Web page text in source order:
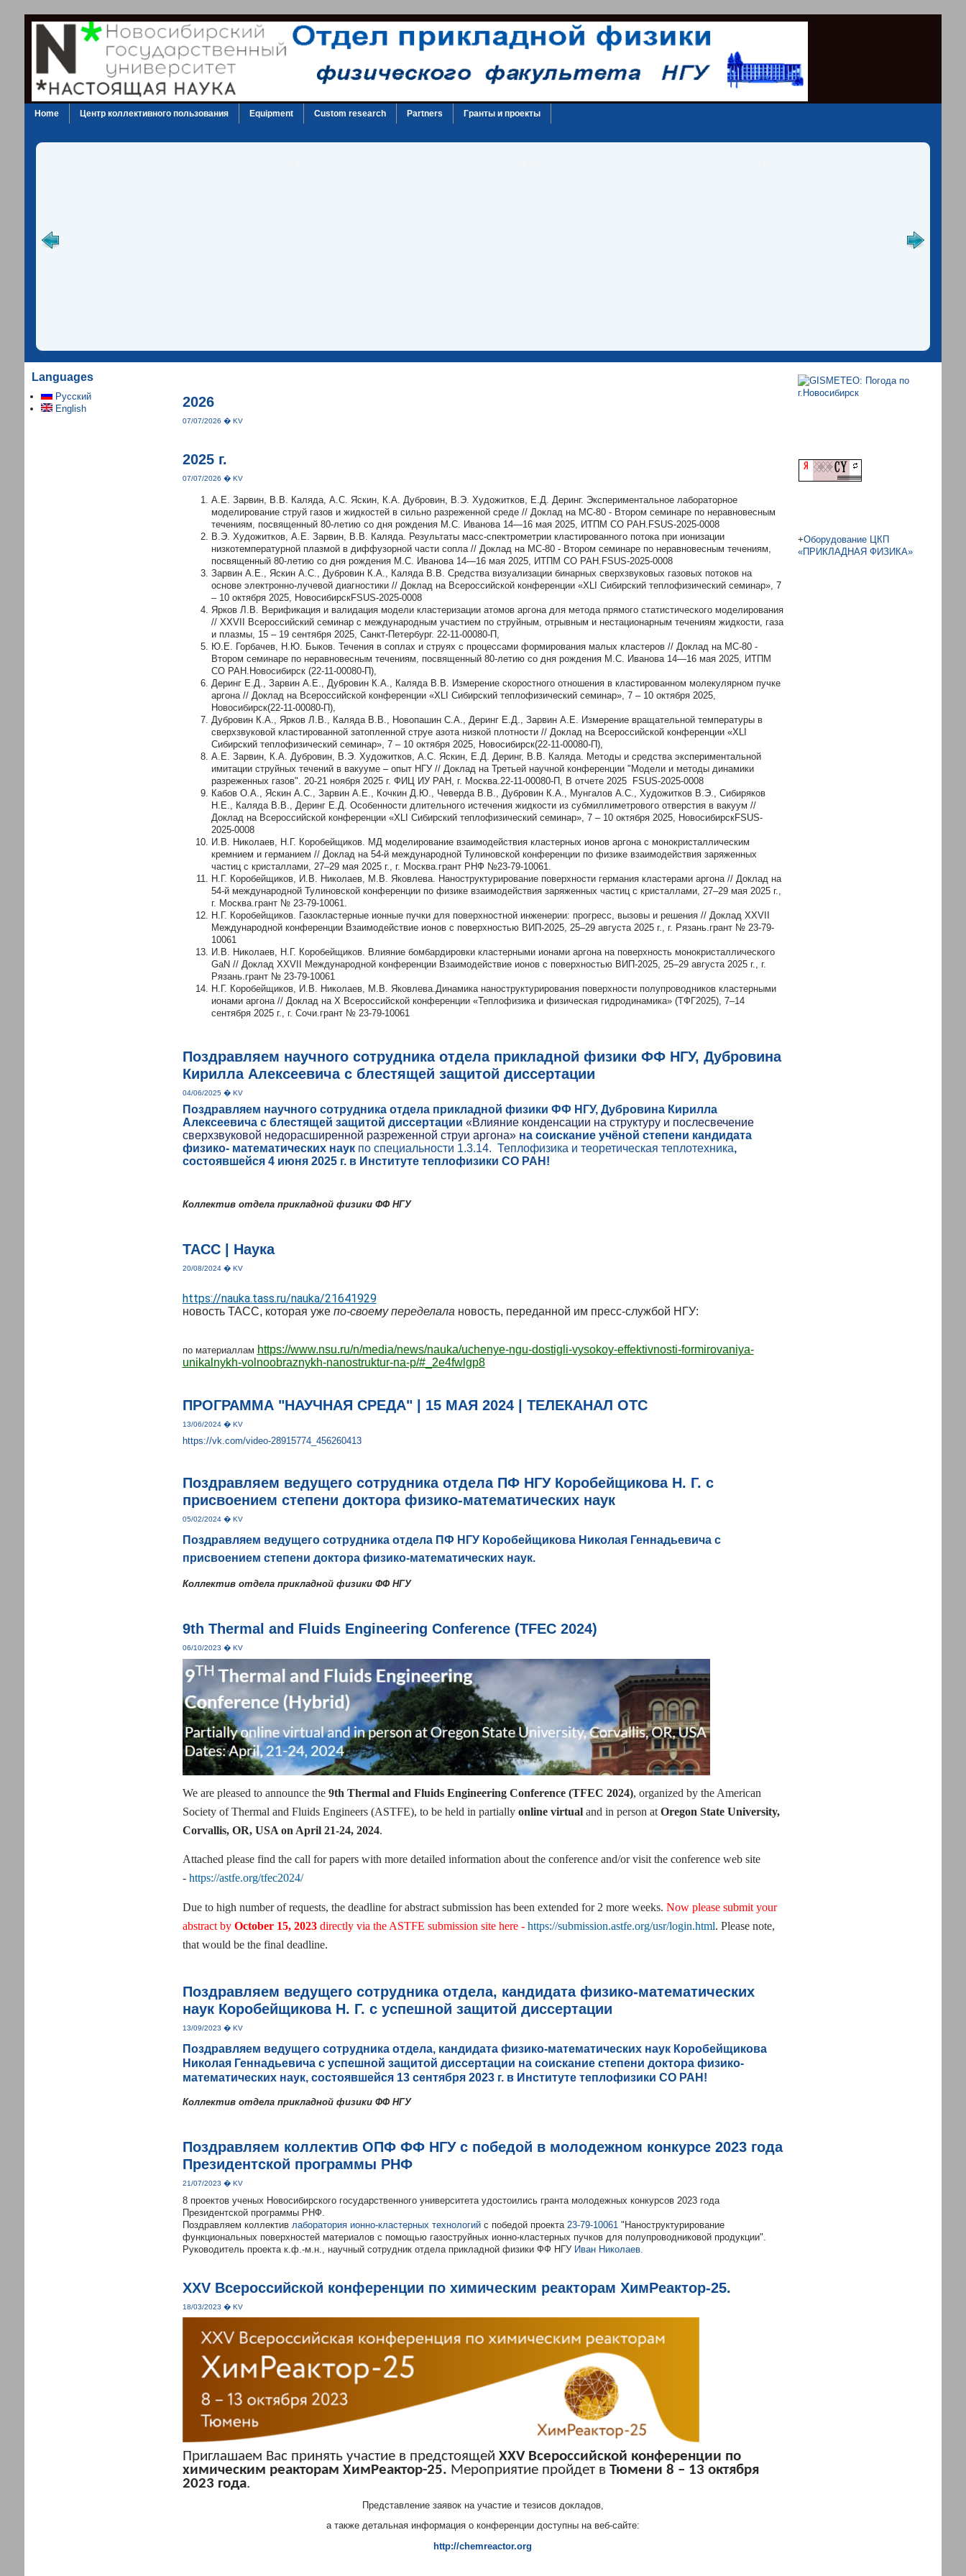
Home Центр коллективного пользования Equipment Custom research Partners Гранты и проекты
Languages
Русский
English
2026
07/07/2026 � KV
2025 г.
07/07/2026 � KV
А.Е. Зарвин, В.В. Каляда, А.С. Яскин, К.А. Дубровин, В.Э. Художитков, Е.Д. Деринг. Экспериментальное лабораторное
моделирование струй газов и жидкостей в сильно разреженной среде // Доклад на МС-80 - Втором семинаре по неравновесным
течениям, посвященный 80-летию со дня рождения М.С. Иванова 14—16 мая 2025, ИТПМ СО РАН.FSUS-2025-0008
В.Э. Художитков, А.Е. Зарвин, В.В. Каляда. Результаты масс-спектрометрии кластированного потока при ионизации
низкотемпературной плазмой в диффузорной части сопла // Доклад на МС-80 - Втором семинаре по неравновесным течениям,
посвященный 80-летию со дня рождения М.С. Иванова 14—16 мая 2025, ИТПМ СО РАН.FSUS-2025-0008
Зарвин А.Е., Яскин А.С., Дубровин К.А., Каляда В.В. Средства визуализации бинарных сверхзвуковых газовых потоков на
основе электронно-лучевой диагностики // Доклад на Всероссийской конференции «XLI Сибирский теплофизический семинар», 7
– 10 октября 2025, НовосибирскFSUS-2025-0008
Ярков Л.В. Верификация и валидация модели кластеризации атомов аргона для метода прямого статистического моделирования
// XXVII Всероссийский семинар с международным участием по струйным, отрывным и нестационарным течениям жидкости, газа
и плазмы, 15 – 19 сентября 2025, Санкт-Петербург. 22-11-00080-П,
Ю.Е. Горбачев, Н.Ю. Быков. Течения в соплах и струях с процессами формирования малых кластеров // Доклад на МС-80 -
Втором семинаре по неравновесным течениям, посвященный 80-летию со дня рождения М.С. Иванова 14—16 мая 2025, ИТПМ
СО РАН.Новосибирск (22-11-00080-П),
Деринг Е.Д., Зарвин А.Е., Дубровин К.А., Каляда В.В. Измерение скоростного отношения в кластированном молекулярном пучке
аргона // Доклад на Всероссийской конференции «XLI Сибирский теплофизический семинар», 7 – 10 октября 2025,
Новосибирск(22-11-00080-П),
Дубровин К.А., Ярков Л.В., Каляда В.В., Новопашин С.А., Деринг Е.Д., Зарвин А.Е. Измерение вращательной температуры в
сверхзвуковой кластированной затопленной струе азота низкой плотности // Доклад на Всероссийской конференции «XLI
Сибирский теплофизический семинар», 7 – 10 октября 2025, Новосибирск(22-11-00080-П),
А.Е. Зарвин, К.А. Дубровин, В.Э. Художитков, А.С. Яскин, Е.Д. Деринг, В.В. Каляда. Методы и средства экспериментальной
имитации струйных течений в вакууме – опыт НГУ // Доклад на Третьей научной конференции "Модели и методы динамики
разреженных газов". 20-21 ноября 2025 г. ФИЦ ИУ РАН, г. Москва.22-11-00080-П, В отчете 2025 FSUS-2025-0008
Кабов О.А., Яскин А.С., Зарвин А.Е., Кочкин Д.Ю., Чеверда В.В., Дубровин К.А., Мунгалов А.С., Художитков В.Э., Сибиряков
Н.Е., Каляда В.В., Деринг Е.Д. Особенности длительного истечения жидкости из субмиллиметрового отверстия в вакуум //
Доклад на Всероссийской конференции «XLI Сибирский теплофизический семинар», 7 – 10 октября 2025, НовосибирскFSUS-
2025-0008
И.В. Николаев, Н.Г. Коробейщиков. МД моделирование взаимодействия кластерных ионов аргона с монокристаллическим
кремнием и германием // Доклад на 54-й международной Тулиновской конференции по физике взаимодействия заряженных
частиц с кристаллами, 27–29 мая 2025 г., г. Москва.грант РНФ №23-79-10061.
Н.Г. Коробейщиков, И.В. Николаев, М.В. Яковлева. Наноструктурирование поверхности германия кластерами аргона // Доклад на
54-й международной Тулиновской конференции по физике взаимодействия заряженных частиц с кристаллами, 27–29 мая 2025 г.,
г. Москва.грант № 23-79-10061.
Н.Г. Коробейщиков. Газокластерные ионные пучки для поверхностной инженерии: прогресс, вызовы и решения // Доклад XXVII
Международной конференции Взаимодействие ионов с поверхностью ВИП-2025, 25–29 августа 2025 г., г. Рязань.грант № 23-79-
10061
И.В. Николаев, Н.Г. Коробейщиков. Влияние бомбардировки кластерными ионами аргона на поверхность монокристаллического
GaN // Доклад XXVII Международной конференции Взаимодействие ионов с поверхностью ВИП-2025, 25–29 августа 2025 г., г.
Рязань.грант № 23-79-10061
Н.Г. Коробейщиков, И.В. Николаев, М.В. Яковлева.Динамика наноструктурирования поверхности полупроводников кластерными
ионами аргона // Доклад на X Всероссийской конференции «Теплофизика и физическая гидродинамика» (ТФГ2025), 7–14
сентября 2025 г., г. Сочи.грант № 23-79-10061
Поздравляем научного сотрудника отдела прикладной физики ФФ НГУ, Дубровина
Кирилла Алексеевича с блестящей защитой диссертации
04/06/2025 � KV
Поздравляем научного сотрудника отдела прикладной физики ФФ НГУ, Дубровина Кирилла
Алексеевича с блестящей защитой диссертации «Влияние конденсации на структуру и послесвечение
сверхзвуковой недорасширенной разреженной струи аргона» на соискание учёной степени кандидата
физико- математических наук по специальности 1.3.14. Теплофизика и теоретическая теплотехника,
состоявшейся 4 июня 2025 г. в Институте теплофизики СО РАН!
Коллектив отдела прикладной физики ФФ НГУ
ТАСС | Наука
20/08/2024 � KV
https://nauka.tass.ru/nauka/21641929
новость ТАСС, которая уже по-своему переделала новость, переданной им пресс-службой НГУ:
по материаллам https://www.nsu.ru/n/media/news/nauka/uchenye-ngu-dostigli-vysokoy-effektivnosti-formirovaniya-
unikalnykh-volnoobraznykh-nanostruktur-na-p/#_2e4fwlgp8
ПРОГРАММА "НАУЧНАЯ СРЕДА" | 15 МАЯ 2024 | ТЕЛЕКАНАЛ ОТС
13/06/2024 � KV
https://vk.com/video-28915774_456260413
Поздравляем ведущего сотрудника отдела ПФ НГУ Коробейщикова Н. Г. с
присвоением степени доктора физико-математических наук
05/02/2024 � KV
Поздравляем ведущего сотрудника отдела ПФ НГУ Коробейщикова Николая Геннадьевича с
присвоением степени доктора физико-математических наук.
Коллектив отдела прикладной физики ФФ НГУ
9th Thermal and Fluids Engineering Conference (TFEC 2024)
06/10/2023 � KV
We are pleased to announce the 9th Thermal and Fluids Engineering Conference (TFEC 2024), organized by the American
Society of Thermal and Fluids Engineers (ASTFE), to be held in partially online virtualand in person at Oregon State University,
Corvallis, OR, USA on April 21-24, 2024.
Attached please find the call for papers with more detailed information about the conference and/or visit the conference web site
- https://astfe.org/tfec2024/
Due to high number of requests, the deadline for abstract submission has been extended for 2 more weeks. Now please submit your
abstract by October 15, 2023directly via the ASTFE submission site here - https://submission.astfe.org/usr/login.html. Please note,
that would be the final deadline.
Поздравляем ведущего сотрудника отдела, кандидата физико-математических
наук Коробейщикова Н. Г. с успешной защитой диссертации
13/09/2023 � KV
Поздравляем ведущего сотрудника отдела, кандидата физико-математических наук Коробейщикова
Николая Геннадьевича с успешной защитой диссертации на соискание степени доктора физико-
математических наук, состоявшейся 13 сентября 2023 г. в Институте теплофизики СО РАН!
Коллектив отдела прикладной физики ФФ НГУ
Поздравляем коллектив ОПФ ФФ НГУ с победой в молодежном конкурсе 2023 года
Президентской программы РНФ
21/07/2023 � KV
8 проектов ученых Новосибирского государственного университета удостоились гранта молодежных конкурсов 2023 года
Президентской программы РНФ.
Поздравляем коллектив лаборатория ионно-кластерных технологийс победой проекта 23-79-10061 "Наноструктурирование
функциональных поверхностей материалов с помощью газоструйных ионно-кластерных пучков для полупроводниковой продукции".
Руководитель проекта к.ф.-м.н., научный сотрудник отдела прикладной физики ФФ НГУ Иван Николаев.
XXV Всероссийской конференции по химическим реакторам ХимРеактор-25.
18/03/2023 � KV
Приглашаем Вас принять участие в предстоящей XXV Всероссийской конференции по
химическим реакторам ХимРеактор-25. Мероприятие пройдет в Тюмени 8 – 13 октября
2023 года.
Представление заявок на участие и тезисов докладов,
а также детальная информация о конференции доступны на веб-сайте:
http://chemreactor.org
+Оборудование ЦКП
«ПРИКЛАДНАЯ ФИЗИКА»